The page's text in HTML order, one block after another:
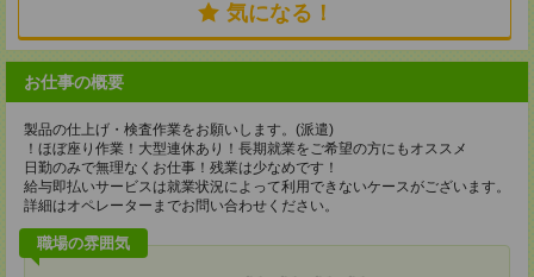
気になる！
お仕事の概要
製品の仕上げ・検査作業をお願いします。(派遣)
！ほぼ座り作業！大型連休あり！長期就業をご希望の方にもオススメ
日勤のみで無理なくお仕事！残業は少なめです！
給与即払いサービスは就業状況によって利用できないケースがございます。
詳細はオペレーターまでお問い合わせください。
職場の雰囲気